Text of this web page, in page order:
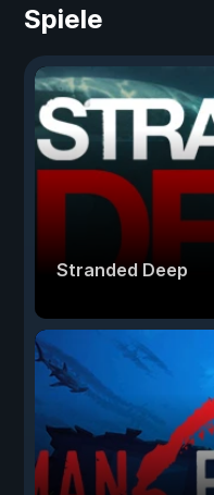
Spiele
Stranded Deep